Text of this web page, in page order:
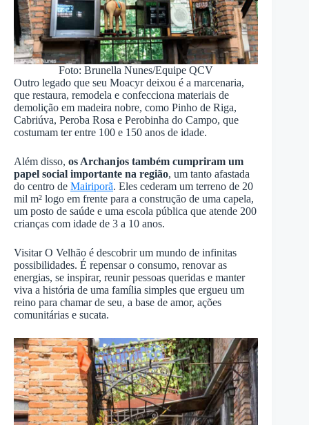
Foto: Brunella Nunes/Equipe QCV
Outro legado que seu Moacyr deixou é a marcenaria,
que restaura, remodela e confecciona materiais de
demolição em madeira nobre, como Pinho de Riga,
Cabriúva, Peroba Rosa e Perobinha do Campo, que
costumam ter entre 100 e 150 anos de idade.
Além disso, os Archanjos também cumpriram um
papel social importante na região, um tanto afastada
do centro de Mairiporã. Eles cederam um terreno de 20
mil m² logo em frente para a construção de uma capela,
um posto de saúde e uma escola pública que atende 200
crianças com idade de 3 a 10 anos.
Visitar O Velhão é descobrir um mundo de infinitas
possibilidades. É repensar o consumo, renovar as
energias, se inspirar, reunir pessoas queridas e manter
viva a história de uma família simples que ergueu um
reino para chamar de seu, a base de amor, ações
comunitárias e sucata.